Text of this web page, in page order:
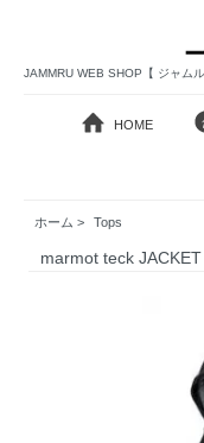
JAMMRU WEB SHOP【 ジャム
HOME
ホーム > Tops
marmot teck JACKET